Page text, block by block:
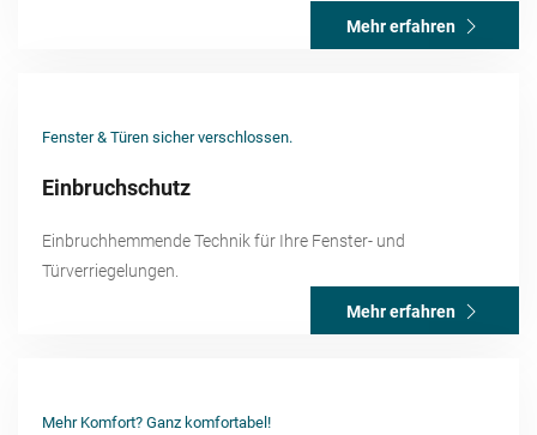
Mehr erfahren
Fenster & Türen sicher verschlossen.
Einbruchschutz
Einbruchhemmende Technik für Ihre Fenster- und
Türverriegelungen.
Mehr erfahren
Mehr Komfort? Ganz komfortabel!